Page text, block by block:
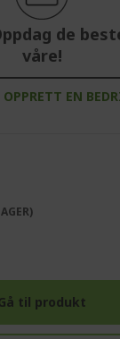
de
våre!
OPPRETT EN
til produkt